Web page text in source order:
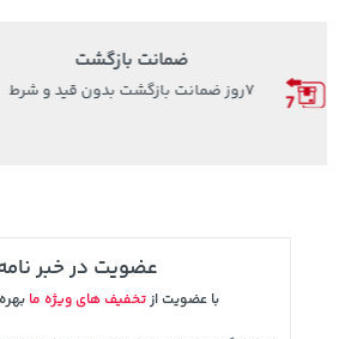
3,079,000 تومان
اصالت کالا
ضمانت اصل بودن کالا با
عضویت در خبر
با عضویت ازتخفیف های ویژه ما